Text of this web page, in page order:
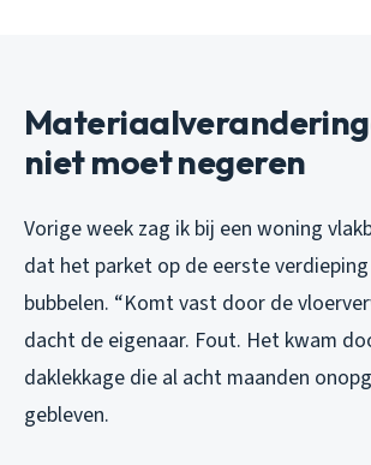
niet moet negeren
Vorige week zag ik bij een woning
dat het parket op de eerste
bubbelen. “Komt vast door de
dacht de eigenaar. Fout. Het kwam
daklekkage die al acht maanden
gebleven.